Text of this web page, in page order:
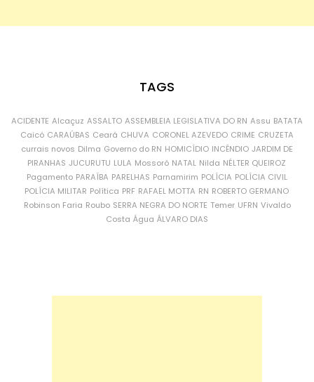
TAGS
ACIDENTE Alcaçuz ASSALTO ASSEMBLEIA LEGISLATIVA DO RN Assu BATATA
Caicó CARAÚBAS Ceará CHUVA CORONEL AZEVEDO CRIME CRUZETA
currais novos Dilma Governo do RN HOMICÍDIO INCÊNDIO JARDIM DE
PIRANHAS JUCURUTU LULA Mossoró NATAL Nilda NÉLTER QUEIROZ
Pagamento PARAÍBA PARELHAS Parnamirim POLÍCIA POLÍCIA CIVIL
POLÍCIA MILITAR Política PRF RAFAEL MOTTA RN ROBERTO GERMANO
Robinson Faria Roubo SERRA NEGRA DO NORTE Temer UFRN Vivaldo
Costa Água ÁLVARO DIAS